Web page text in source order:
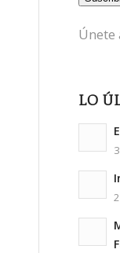
Únete
LO